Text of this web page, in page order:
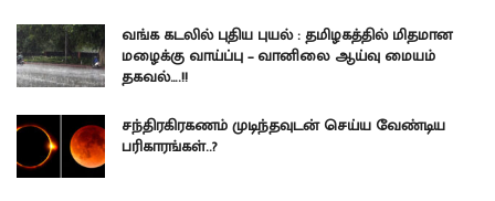
வங்க கடலில் புதிய புயல் : தமிழகத்தில் மிதமான
மழைக்கு வாய்ப்பு – வானிலை ஆய்வு மையம்
தகவல்….!!
சந்திரகிரகணம் முடிந்தவுடன் செய்ய வேண்டிய
பரிகாரங்கள்..?